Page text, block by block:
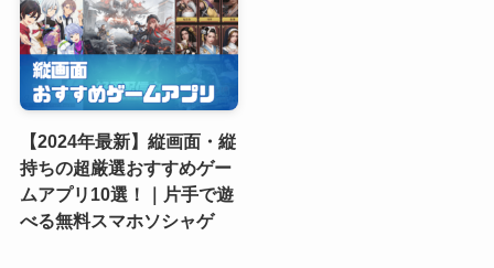
【2024年最新】縦画面・縦
持ちの超厳選おすすめゲー
ムアプリ10選！｜片手で遊
べる無料スマホソシャゲ